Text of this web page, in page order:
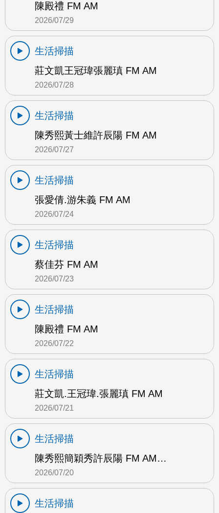
陳殿禮 FM AM
2026/07/29
生活掃描
莊文凱王冠瑋張麗瑱 FM AM
2026/07/28
生活掃描
陳秀熙黃士維許辰陽 FM AM
2026/07/27
生活掃描
張愛倩.游朱義 FM AM
2026/07/24
生活掃描
蔡佳芬 FM AM
2026/07/23
生活掃描
陳殿禮 FM AM
2026/07/22
生活掃描
莊文凱.王冠瑋.張麗瑱 FM AM
2026/07/21
生活掃描
陳秀熙簡穎秀許辰陽 FM AM…
2026/07/20
生活掃描